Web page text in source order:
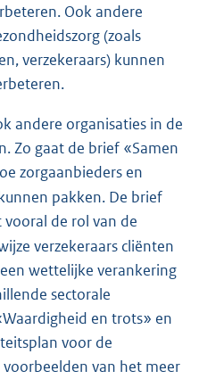
Ook andere
(zoals
verzekeraars) kunnen
andere organisaties in de
Zo gaat de brief «Samen
zorgaanbieders en
pakken. De brief
vooral de rol van de
verzekeraars cliënten
wettelijke verankering
sectorale
en trots» en
voor de
van het meer